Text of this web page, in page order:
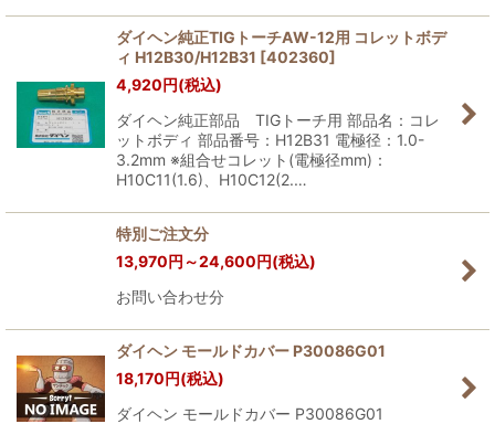
ダイヘン純正TIGトーチAW-12用 コレットボデ
ィ H12B30/H12B31 [402360]
4,920円(税込)
ダイヘン純正部品 TIGトーチ用 部品名：コレ
ットボディ 部品番号：H12B31 電極径：1.0-
3.2mm ※組合せコレット(電極径mm)：
H10C11(1.6)、H10C12(2.…
特別ご注文分
13,970円 ～24,600円(税込)
お問い合わせ分
ダイヘン モールドカバー P30086G01
18,170円(税込)
ダイヘン モールドカバー P30086G01